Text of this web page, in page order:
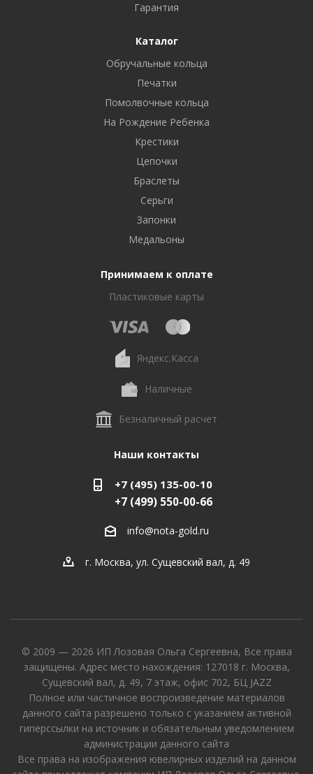
Гарантия
Каталог
Обручальные кольца
Печатки
Помолвочные кольца
На Рождение Ребенка
Крестики
Цепочки
Браслеты
Серьги
Запонки
Медальоны
Принимаем к оплате
Пластиковые карты
Яндекс.Касса
Наличные
Безналичный расчет
Наши контакты
+7 (495) 135-00-10
+7 (499) 550-00-66
info@nota-gold.ru
г. Москва, ул. Сущевский вал, д. 49
© 2009 — 2026 ИП Лозовая Ольга Сергеевна, Все права
защищены. Адрес место нахождения: 127018 г. Москва,
Сущевский вал, д. 49, 7 этаж, офис 702, БЦ JAZZ
Полное или частичное воспроизведение материалов
данного сайта разрешено только с указанием активной
гиперссылки на источник и обязательным уведомлением
администрации данного сайта
Все права на изображения ювелирных изделий на данном